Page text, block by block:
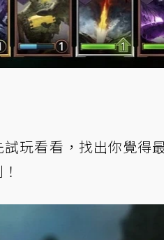
玩看看，找出你覺得